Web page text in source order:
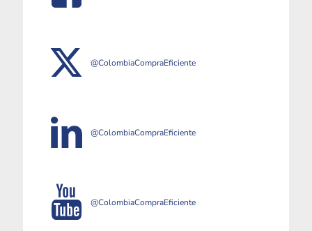
@ColombiaCompraEficiente
@ColombiaCompraEficiente
@ColombiaCompraEficiente